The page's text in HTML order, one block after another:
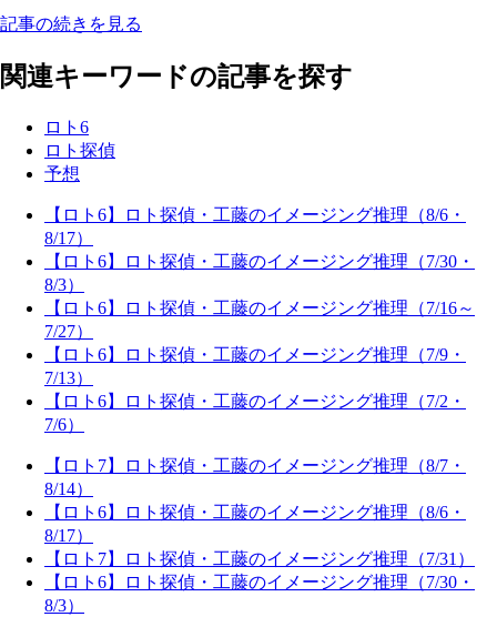
記事の続きを見る
関連キーワードの記事を探す
ロト6
ロト探偵
予想
【ロト6】ロト探偵・工藤のイメージング推理（8/6・
8/17）
【ロト6】ロト探偵・工藤のイメージング推理（7/30・
8/3）
【ロト6】ロト探偵・工藤のイメージング推理（7/16～
7/27）
【ロト6】ロト探偵・工藤のイメージング推理（7/9・
7/13）
【ロト6】ロト探偵・工藤のイメージング推理（7/2・
7/6）
【ロト7】ロト探偵・工藤のイメージング推理（8/7・
8/14）
【ロト6】ロト探偵・工藤のイメージング推理（8/6・
8/17）
【ロト7】ロト探偵・工藤のイメージング推理（7/31）
【ロト6】ロト探偵・工藤のイメージング推理（7/30・
8/3）